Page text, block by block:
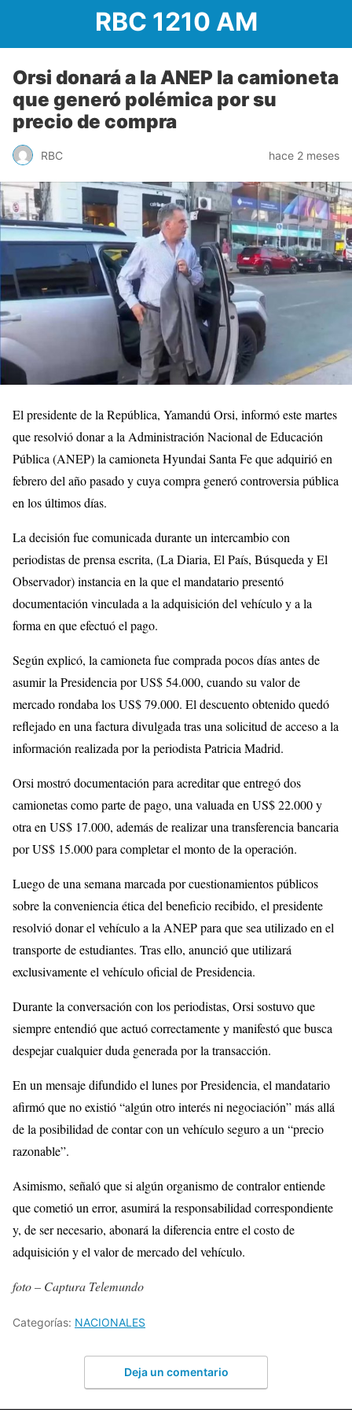
RBC 1210 AM
Orsi donará a la ANEP la camioneta
que generó polémica por su
precio de compra
RBC hace 2 meses
El presidente de la República, Yamandú Orsi, informó este martes
que resolvió donar a la Administración Nacional de Educación
Pública (ANEP) la camioneta Hyundai Santa Fe que adquirió en
febrero del año pasado y cuya compra generó controversia pública
en los últimos días.
La decisión fue comunicada durante un intercambio con
periodistas de prensa escrita, (La Diaria, El País, Búsqueda y El
Observador) instancia en la que el mandatario presentó
documentación vinculada a la adquisición del vehículo y a la
forma en que efectuó el pago.
Según explicó, la camioneta fue comprada pocos días antes de
asumir la Presidencia por US$ 54.000, cuando su valor de
mercado rondaba los US$ 79.000. El descuento obtenido quedó
reflejado en una factura divulgada tras una solicitud de acceso a la
información realizada por la periodista Patricia Madrid.
Orsi mostró documentación para acreditar que entregó dos
camionetas como parte de pago, una valuada en US$ 22.000 y
otra en US$ 17.000, además de realizar una transferencia bancaria
por US$ 15.000 para completar el monto de la operación.
Luego de una semana marcada por cuestionamientos públicos
sobre la conveniencia ética del beneficio recibido, el presidente
resolvió donar el vehículo a la ANEP para que sea utilizado en el
transporte de estudiantes. Tras ello, anunció que utilizará
exclusivamente el vehículo oficial de Presidencia.
Durante la conversación con los periodistas, Orsi sostuvo que
siempre entendió que actuó correctamente y manifestó que busca
despejar cualquier duda generada por la transacción.
En un mensaje difundido el lunes por Presidencia, el mandatario
afirmó que no existió “algún otro interés ni negociación” más allá
de la posibilidad de contar con un vehículo seguro a un “precio
razonable”.
Asimismo, señaló que si algún organismo de contralor entiende
que cometió un error, asumirá la responsabilidad correspondiente
y, de ser necesario, abonará la diferencia entre el costo de
adquisición y el valor de mercado del vehículo.
foto – Captura Telemundo
Categorías: NACIONALES
Deja un comentario